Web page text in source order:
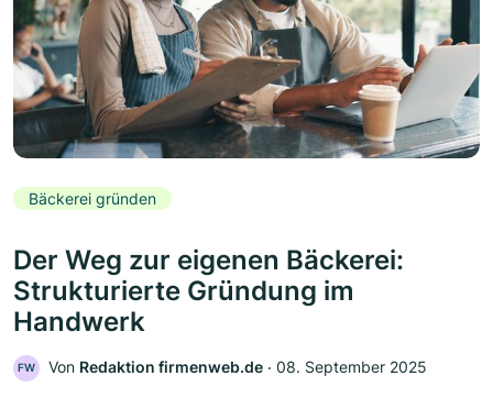
Bäckerei gründen
Der Weg zur eigenen Bäckerei:
Strukturierte Gründung im
Handwerk
FW Von Redaktion firmenweb.de ‧ 08. September 2025